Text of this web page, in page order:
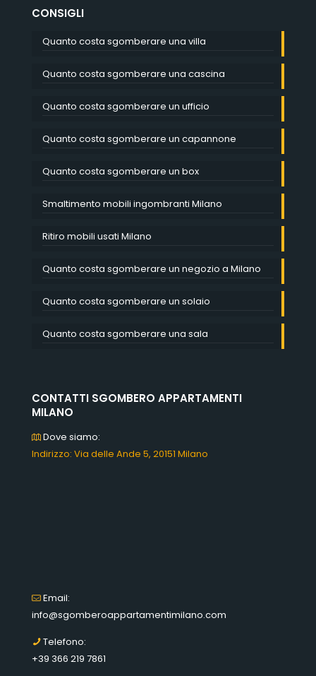
CONSIGLI
Quanto costa sgomberare una villa
Quanto costa sgomberare una cascina
Quanto costa sgomberare un ufficio
Quanto costa sgomberare un capannone
Quanto costa sgomberare un box
Smaltimento mobili ingombranti Milano
Ritiro mobili usati Milano
Quanto costa sgomberare un negozio a Milano
Quanto costa sgomberare un solaio
Quanto costa sgomberare una sala
CONTATTI SGOMBERO APPARTAMENTI
MILANO
Dove siamo:
Indirizzo: Via delle Ande 5, 20151 Milano
Email:
info@sgomberoappartamentimilano.com
Telefono:
+39 366 219 7861